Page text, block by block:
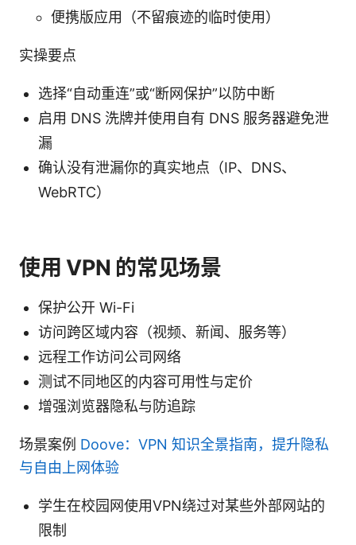
便携版应用（不留痕迹的临时使用）
实操要点
选择“自动重连”或“断网保护”以防中断
启用 DNS 洗牌并使用自有 DNS 服务器避免泄
漏
确认没有泄漏你的真实地点（IP、DNS、
WebRTC）
使用 VPN 的常见场景
保护公开 Wi-Fi
访问跨区域内容（视频、新闻、服务等）
远程工作访问公司网络
测试不同地区的内容可用性与定价
增强浏览器隐私与防追踪
场景案例 Doove：VPN 知识全景指南，提升隐私
与自由上网体验
学生在校园网使用VPN绕过对某些外部网站的
限制